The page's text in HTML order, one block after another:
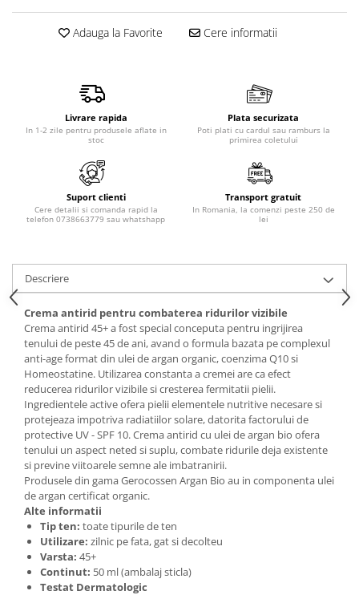
Produse pentru protectie solara
Accesorii ingrijire corp
Mascara
Ruj si creion buze
Produse stilizare sprancene
Aplicatoare si pensule machiaj
Periute de dinti
Pasta de dinti
Apa de gura
Ata dentara
Adeziv dentar si ingrijire proteza
Igiena intima
Tampoane si absorbante
Geluri si deodorante igiena intima
Produse manichiura & pedichiura
Oja si lac de unghii
Accesorii manichiura & pedichiura
Scutece adulti
Seturi cadou
Adauga la Favorite Cere informatii
Livrare rapida
In 1-2 zile pentru produsele aflate in
stoc
Plata securizata
Poti plati cu cardul sau ramburs la
primirea coletului
Suport clienti
Cere detalii si comanda rapid la
telefon 0738663779 sau whatshapp
Transport gratuit
In Romania, la comenzi peste 250 de
lei
Descriere
Crema antirid pentru combaterea ridurilor vizibile
Crema antirid 45+ a fost special conceputa pentru ingrijirea
tenului de peste 45 de ani, avand o formula bazata pe complexul
anti-age format din ulei de argan organic, coenzima Q10 si
Homeostatine. Utilizarea constanta a cremei are ca efect
reducerea ridurilor vizibile si cresterea fermitatii pielii.
Ingredientele active ofera pielii elementele nutritive necesare si
protejeaza impotriva radiatiilor solare, datorita factorului de
protective UV - SPF 10. Crema antirid cu ulei de argan bio ofera
tenului un aspect neted si suplu, combate ridurile deja existente
si previne viitoarele semne ale imbatranirii.
Produsele din gama Gerocossen Argan Bio au in componenta ulei
de argan certificat organic.
Alte informatii
Tip ten: toate tipurile de ten
Utilizare: zilnic pe fata, gat si decolteu
Varsta: 45+
Continut: 50 ml (ambalaj sticla)
Testat Dermatologic